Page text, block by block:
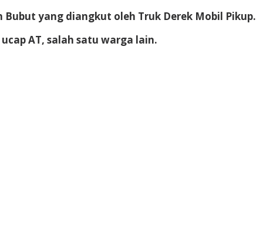
yang diangkut oleh Truk Derek Mobil Pikup.
AT, salah satu warga lain.